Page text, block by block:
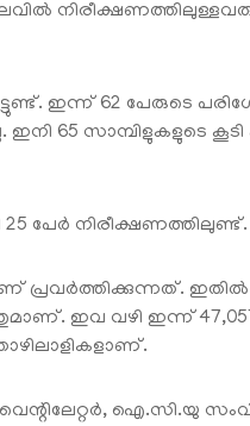
ഇന്ന് 62 പേരുടെ
65 സാമ്പിളുകളുടെ
പേര്‍ നിരീക്ഷണത്തിലുണ്ട്.
പ്രവര്‍ത്തിക്കുന്നത്.
ഇവ വഴി ഇന്ന്
ഐ.സി.യു